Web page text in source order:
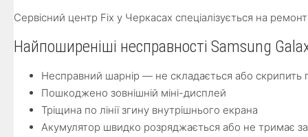
Сервісний центр Fix у Черкасах спеціалізується на
Найпоширеніші несправності Samsung
Несправний шарнір — не складається або скрипить
Пошкоджено зовнішній міні-дисплей
Тріщина по лінії згину внутрішнього екрана
Акумулятор швидко розряджається або не тримає